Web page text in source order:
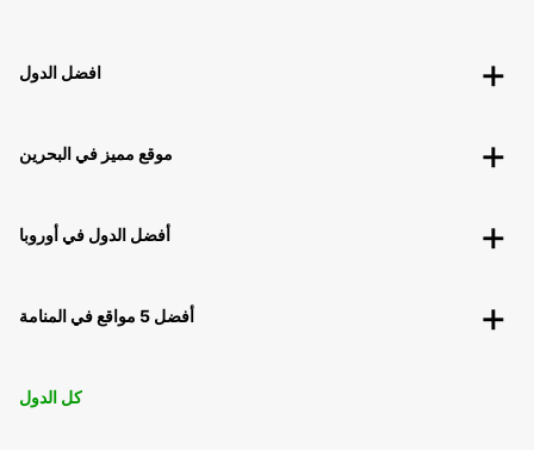
افضل الدول
موقع مميز في البحرين
أفضل الدول في أوروبا
أفضل 5 مواقع في المنامة
كل الدول